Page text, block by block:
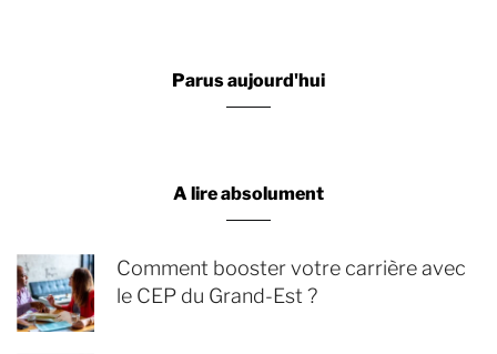
Parus aujourd'hui
A lire absolument
Comment booster votre carrière avec
le CEP du Grand-Est ?